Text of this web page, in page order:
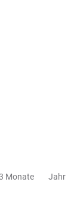
Monate Jahr